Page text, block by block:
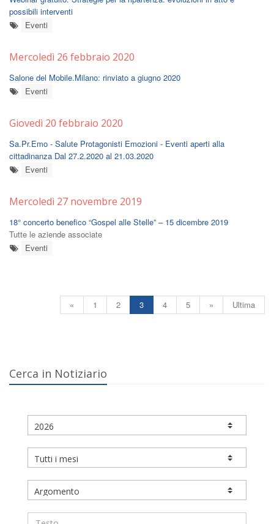
possibili interventi
Eventi
Mercoledì 26 febbraio 2020
Salone del Mobile.Milano: rinviato a giugno 2020
Eventi
Giovedì 20 febbraio 2020
Sa.Pr.Emo - Salute Protagonisti Emozioni - Eventi aperti alla
cittadinanza Dal 27.2.2020 al 21.03.2020
Eventi
Mercoledì 27 novembre 2019
18° concerto benefico “Gospel alle Stelle” – 15 dicembre 2019
Tutte le aziende associate
Eventi
« 1 2 3 4 5 » Ultima
Cerca in Notiziario